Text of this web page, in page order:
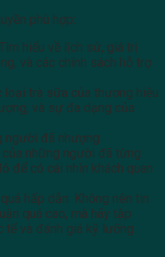
phù hợp:
hiểu về lịch sử, giá trị
và các chính sách hỗ trợ
loại trà sữa của thương hiệu
và sự đa dạng của
người đã nhượng
của những người đã từng
để có cái nhìn khách quan
hấp dẫn: Không nên tin
quá cao, mà hãy tập
tế và đánh giá kỹ lưỡng